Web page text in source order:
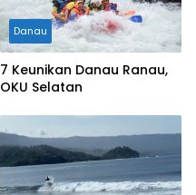
Danau
7 Keunikan Danau Ranau,
OKU Selatan